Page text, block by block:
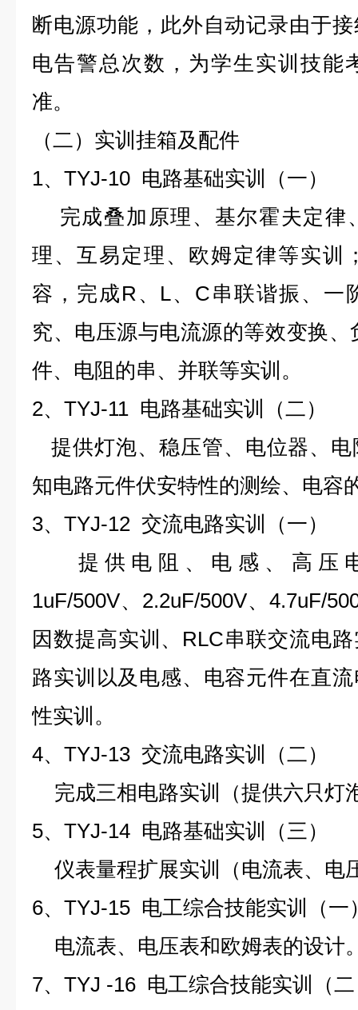
断电源功能，此外自动记录由于
电告警总次数，为学生实训技能
准。
（二）实训挂箱及配件
1、TYJ-10 电路基础实训（一）
完成叠加原理、基尔霍夫定律
理、互易定理、欧姆定律等实训
容，完成R、L、C串联谐振、一
究、电压源与电流源的等效变换
件、电阻的串、并联等实训。
2、TYJ-11 电路基础实训（二）
提供灯泡、稳压管、电位器、
知电路元件伏安特性的测绘、电容
3、TYJ-12 交流电路实训（一）
提供电阻、电感、高压电
1uF/500V、2.2uF/500V、4.7uF/
因数提高实训、RLC串联交流电
路实训以及电感、电容元件在直
性实训。
4、TYJ-13 交流电路实训（二）
完成三相电路实训（提供六只灯
5、TYJ-14 电路基础实训（三）
仪表量程扩展实训（电流表、电
6、TYJ-15 电工综合技能实训（一
电流表、电压表和欧姆表的设计
7、TYJ -16 电工综合技能实训（